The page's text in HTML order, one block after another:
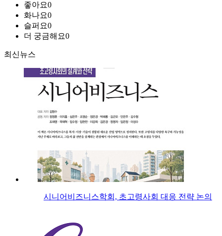
좋아요0
화나요0
슬퍼요0
더 궁금해요0
최신뉴스
시니어비즈니스학회, 초고령사회 대응 전략 논의